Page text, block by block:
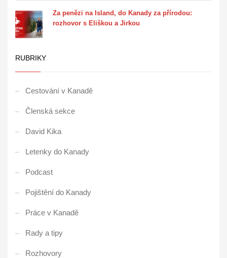
Za penězi na Island, do Kanady za přírodou:
rozhovor s Eliškou a Jirkou
RUBRIKY
Cestování v Kanadě
Členská sekce
David Kika
Letenky do Kanady
Podcast
Pojištění do Kanady
Práce v Kanadě
Rady a tipy
Rozhovory